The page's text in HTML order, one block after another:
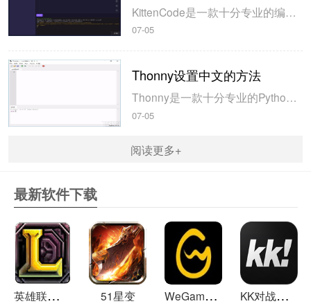
KittenCode是一款十分专业的编程软件，该软件给用户提供了可视化的操作界面，支持Python语言的编程开发以及第三方库管理，并且提供了很多实用的工具，功能十分强大。我们在使用这款软件进行编程开发的过程中，最基本、最常做的操作就是新建项目，因此我们很有必要掌握新建项目的方法。但是这款软件的专业性...
07-05
Thonny设置中文的方法
Thonny是一款十分专业的Python编辑软件，该软件界面清爽简单，给用户提供了丰富的编程工具，具备代码补全、语法错误显示等功能，非常的适合新手使用。该软件还支持多种语言，所以在下载这款软件的时候，有时候下载到电脑中的软件是英文版本的，这对于英语基础较差的小伙伴来说，使用这款软件就会变得十分困难，...
07-05
阅读更多+
最新软件下载
英
雄联盟LOL 13.21 51星变 W
eGame(腾讯游戏平台TGP) 5.10.19.1000 K
K对战平台 1.0.1